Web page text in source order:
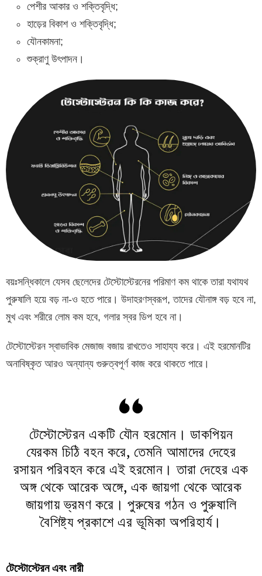
পেশীর আকার ও শক্তিবৃদ্ধি;
হাড়ের বিকাশ ও শক্তিবৃদ্ধি;
যৌনকামনা;
শুক্রাণু উৎপাদন।
বয়ঃসন্ধিকালে যেসব ছেলেদের টেস্টোস্টেরনের পরিমাণ কম থাকে তারা যথাযথ
পুরুষালি হয়ে বড় না-ও হতে পারে। উদাহরণস্বরূপ, তাদের যৌনাঙ্গ বড় হবে না,
মুখ এবং শরীরে লোম কম হবে, গলার স্বর ডিপ হবে না।
টেস্টোস্টেরন স্বাভাবিক মেজাজ বজায় রাখতেও সাহায্য করে। এই হরমোনটির
অনাবিষ্কৃত আরও অন্যান্য গুরুত্বপূর্ণ কাজ করে থাকতে পারে।
টেস্টোস্টেরন একটি যৌন হরমোন। ডাকপিয়ন
যেরকম চিঠি বহন করে, তেমনি আমাদের দেহের
রসায়ন পরিবহন করে এই হরমোন। তারা দেহের এক
অঙ্গ থেকে আরেক অঙ্গে, এক জায়গা থেকে আরেক
জায়গায় ভ্রমণ করে। পুরুষের গঠন ও পুরুষালি
বৈশিষ্ট্য প্রকাশে এর ভূমিকা অপরিহার্য।
টেস্টোস্টেরন এবং নারী